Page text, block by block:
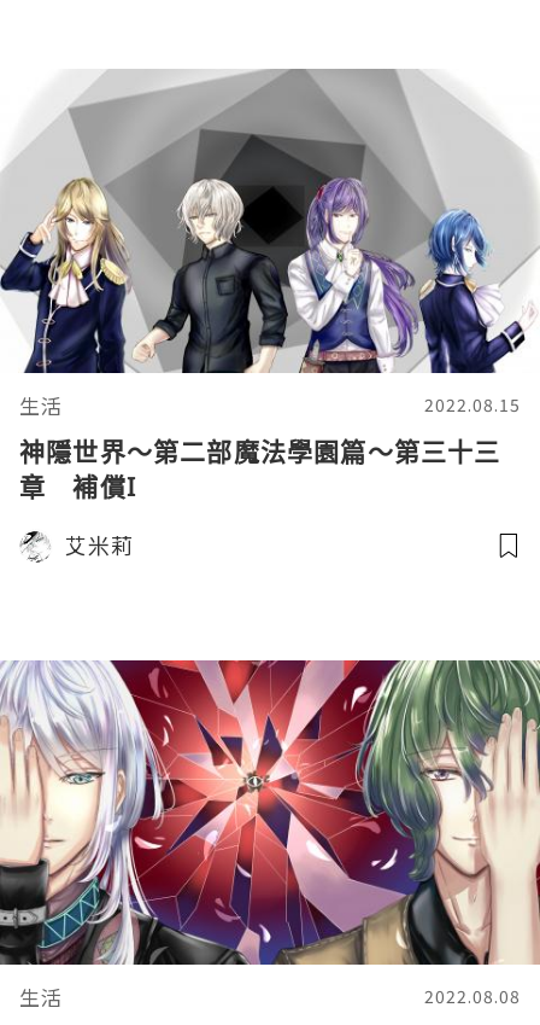
生活 2022.08.15
神隱世界～第二部魔法學園篇～第三十三
章 補償I
艾米莉
生活 2022.08.08